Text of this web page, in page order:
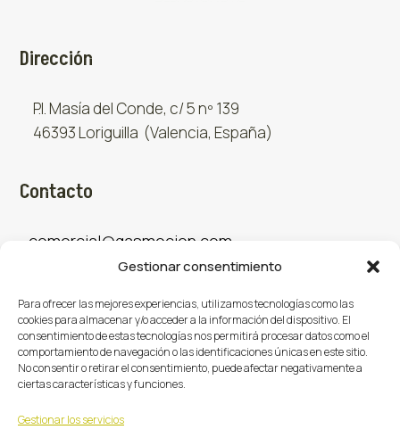
Gestionar consentimiento
Para ofrecer las mejores experiencias, utilizamos tecnologías como las
cookies para almacenar y/o acceder a la información del dispositivo. El
consentimiento de estas tecnologías nos permitirá procesar datos como el
comportamiento de navegación o las identificaciones únicas en este sitio.
No consentir o retirar el consentimiento, puede afectar negativamente a
ciertas características y funciones.
Gestionar los servicios
Dirección
P.I. Masía del Conde, c/ 5 nº 139
46393 Loriguilla (Valencia, España)
Contacto
comercial@gasmocion.com
Sociales